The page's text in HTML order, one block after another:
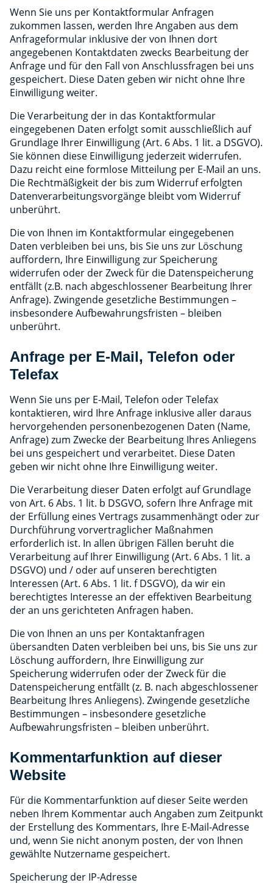
Wenn Sie uns per Kontaktformular Anfragen
zukommen lassen, werden Ihre Angaben aus dem
Anfrageformular inklusive der von Ihnen dort
angegebenen Kontaktdaten zwecks Bearbeitung der
Anfrage und für den Fall von Anschlussfragen bei uns
gespeichert. Diese Daten geben wir nicht ohne Ihre
Einwilligung weiter.
Die Verarbeitung der in das Kontaktformular
eingegebenen Daten erfolgt somit ausschließlich auf
Grundlage Ihrer Einwilligung (Art. 6 Abs. 1 lit. a DSGVO).
Sie können diese Einwilligung jederzeit widerrufen.
Dazu reicht eine formlose Mitteilung per E-Mail an uns.
Die Rechtmäßigkeit der bis zum Widerruf erfolgten
Datenverarbeitungsvorgänge bleibt vom Widerruf
unberührt.
Die von Ihnen im Kontaktformular eingegebenen
Daten verbleiben bei uns, bis Sie uns zur Löschung
auffordern, Ihre Einwilligung zur Speicherung
widerrufen oder der Zweck für die Datenspeicherung
entfällt (z.B. nach abgeschlossener Bearbeitung Ihrer
Anfrage). Zwingende gesetzliche Bestimmungen –
insbesondere Aufbewahrungsfristen – bleiben
unberührt.
Anfrage per E-Mail, Telefon oder
Telefax
Wenn Sie uns per E-Mail, Telefon oder Telefax
kontaktieren, wird Ihre Anfrage inklusive aller daraus
hervorgehenden personenbezogenen Daten (Name,
Anfrage) zum Zwecke der Bearbeitung Ihres Anliegens
bei uns gespeichert und verarbeitet. Diese Daten
geben wir nicht ohne Ihre Einwilligung weiter.
Die Verarbeitung dieser Daten erfolgt auf Grundlage
von Art. 6 Abs. 1 lit. b DSGVO, sofern Ihre Anfrage mit
der Erfüllung eines Vertrags zusammenhängt oder zur
Durchführung vorvertraglicher Maßnahmen
erforderlich ist. In allen übrigen Fällen beruht die
Verarbeitung auf Ihrer Einwilligung (Art. 6 Abs. 1 lit. a
DSGVO) und / oder auf unseren berechtigten
Interessen (Art. 6 Abs. 1 lit. f DSGVO), da wir ein
berechtigtes Interesse an der effektiven Bearbeitung
der an uns gerichteten Anfragen haben.
Die von Ihnen an uns per Kontaktanfragen
übersandten Daten verbleiben bei uns, bis Sie uns zur
Löschung auffordern, Ihre Einwilligung zur
Speicherung widerrufen oder der Zweck für die
Datenspeicherung entfällt (z. B. nach abgeschlossener
Bearbeitung Ihres Anliegens). Zwingende gesetzliche
Bestimmungen – insbesondere gesetzliche
Aufbewahrungsfristen – bleiben unberührt.
Kommentarfunktion auf dieser
Website
Für die Kommentarfunktion auf dieser Seite werden
neben Ihrem Kommentar auch Angaben zum Zeitpunkt
der Erstellung des Kommentars, Ihre E-Mail-Adresse
und, wenn Sie nicht anonym posten, der von Ihnen
gewählte Nutzername gespeichert.
Speicherung der IP-Adresse